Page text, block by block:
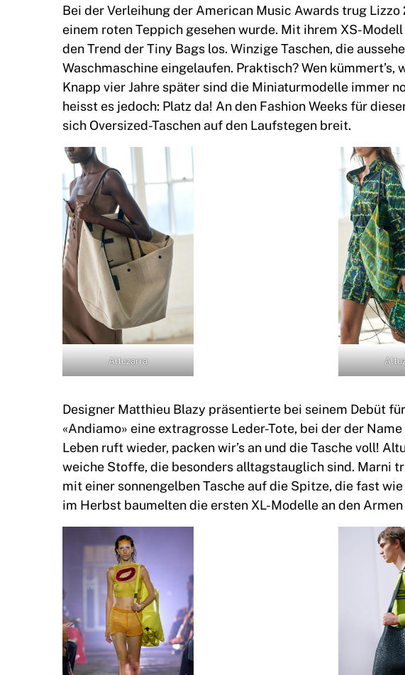
Bei der Verleihung der American Music Awards trug
einem roten Teppich gesehen wurde. Mit ihrem XS-
den Trend der Tiny Bags los. Winzige Taschen, die
Waschmaschine eingelaufen. Praktisch? Wen kümmert’s,
Knapp vier Jahre später sind die Miniaturmodelle immer
heisst es jedoch: Platz da! An den Fashion Weeks für
sich Oversized-Taschen auf den Laufstegen breit.
Altuzarra
Designer Matthieu Blazy präsentierte bei seinem Debüt
«Andiamo» eine extragrosse Leder-Tote, bei der der
Leben ruft wieder, packen wir’s an und die Tasche voll!
weiche Stoffe, die besonders alltagstauglich sind. Marni
mit einer sonnengelben Tasche auf die Spitze, die fast
im Herbst baumelten die ersten XL-Modelle an den